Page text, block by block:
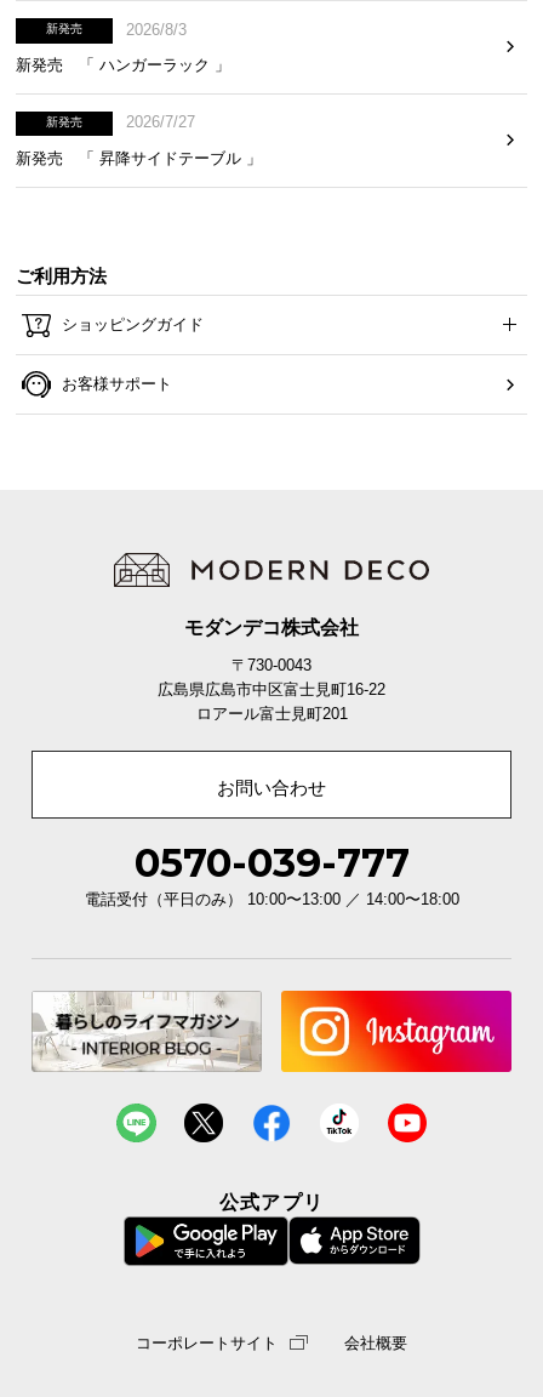
新発売
2026/8/3
新発売 「 ハンガーラック 」
新発売
2026/7/27
新発売 「 昇降サイドテーブル 」
ご利用方法
ショッピングガイド
お客様サポート
モダンデコ株式会社
〒730-0043
広島県広島市中区富士見町16-22
ロアール富士見町201
お問い合わせ
0570-039-777
電話受付（平日のみ） 10:00〜13:00 ／ 14:00〜18:00
公式アプリ
コーポレートサイト 会社概要